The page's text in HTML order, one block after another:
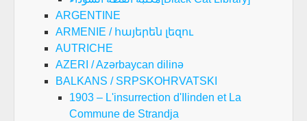
ARGENTINE
ARMENIE / հայերեն լեզու
AUTRICHE
AZERI / Azərbaycan dilinə
BALKANS / SRPSKOHRVATSKI
1903 – L'insurrection d'Ilinden et La
Commune de Strandja